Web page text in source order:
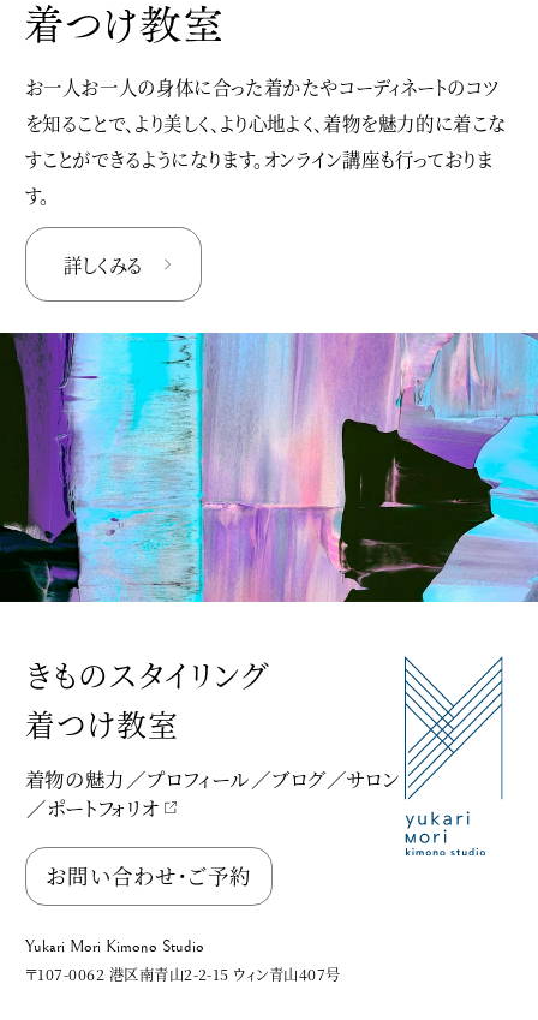
お一人お一人の身体に合った着かたやコーディネートのコツ
を知ることで、より美しく、より心地よく、着物を魅力的に着こな
すことができるようになります。オンライン講座も行っておりま
す。
詳しくみる
Yukari Mori Kimono Studio
きものスタイリング
着つけ教室
着物の魅力 プロフィール ブログ
サロン
ポートフォリオ
お問い合わせ・ご予約
Yukari Mori Kimono Studio
〒107-0062 港区南青山2-2-15 ウィン青山407号